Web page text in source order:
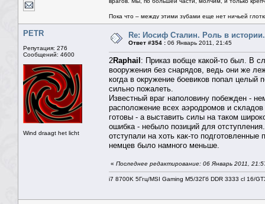
Пока что – между этими зубами еще нет ничьей
PETR
Репутация: 276
Сообщений: 4600
Wind draagt het licht
Re: Иосиф Сталин. Роль в истории.
Ответ #354 : 06 Январь 2011, 21:45
2Raphail : Приказ вобще какой-то был. В
вооружения без снарядов, ведь они же
когда в окружение боевиков попал
сильно пожалеть.
Известный враг наполовину побежден -
расположение всех аэродромов и
готовы - а выставить силы на таком
ошибка - небыло позиций для
отступали на хоть как-то
немцев было намного меньше.
« Последнее редактирование: 06 Январь 2011,
i7 8700K 5Ггц/MSI Gaming M5/32Гб DDR 3333 cl 16/